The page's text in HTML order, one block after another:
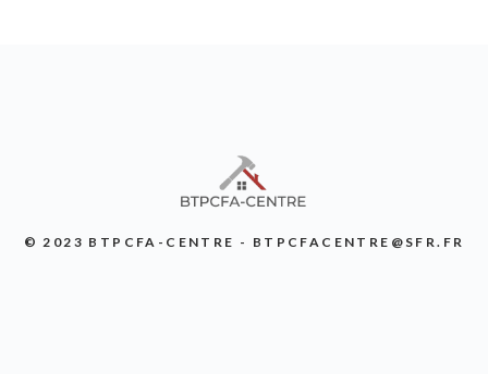
© 2023 BTPCFA-CENTRE - BTPCFACENTRE@SFR.FR